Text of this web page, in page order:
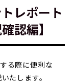
レポート
認編】
る際に便利な
たします。